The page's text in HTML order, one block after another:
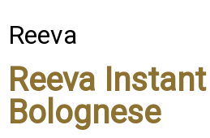
Reeva
Reeva
Bolognese